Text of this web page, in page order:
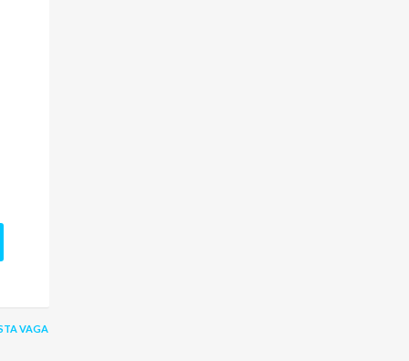
VAGA